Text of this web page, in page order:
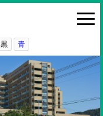
黒 青